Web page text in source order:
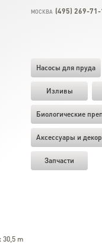
МОСКВА (495) 269-
Насосы для пруда
Изливы
Биологические
Аксессуары и декор
Запчасти
30,5 m